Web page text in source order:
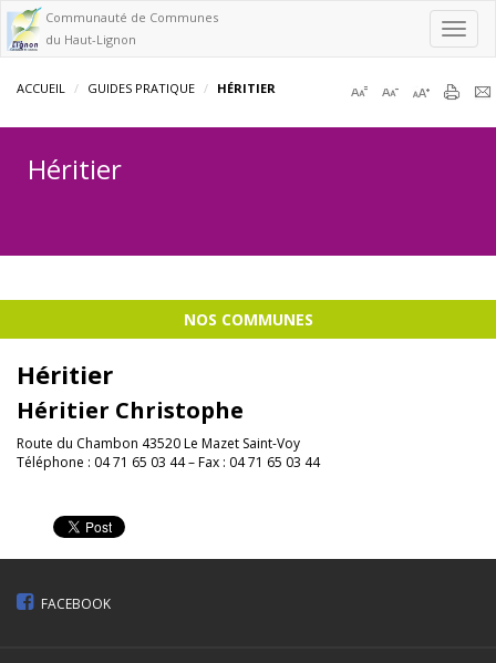
Communauté de Communes
du Haut-Lignon
ACCUEIL GUIDES PRATIQUE HÉRITIER
Héritier
NOS COMMUNES
Héritier
Héritier Christophe
Route du Chambon 43520 Le Mazet Saint-Voy
Téléphone : 04 71 65 03 44 – Fax : 04 71 65 03 44
FACEBOOK